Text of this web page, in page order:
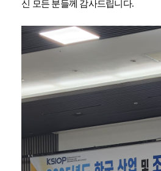
신 모든 분들께 감사드립니다.